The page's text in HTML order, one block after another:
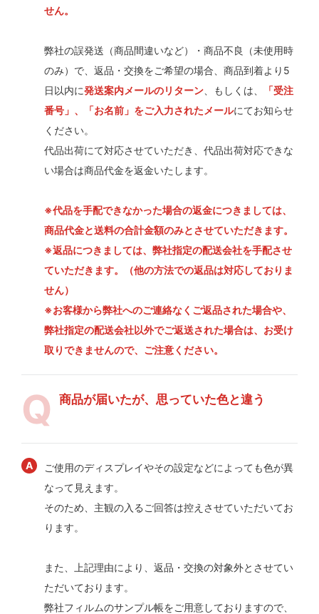
せん。
弊社の誤発送（商品間違いなど）・商品不良（未使用時
のみ）で、返品・交換をご希望の場合、商品到着より5
日以内に発送案内メールのリターン 、もしくは、
「受注
番号」、「お名前」をご入力されたメールにてお知らせ
ください。
代品出荷にて対応させていただき、代品出荷対応できな
い場合は商品代金を返金いたします。
※代品を手配できなかった場合の返金につきましては、
商品代金と送料の合計金額のみとさせていただきます。
※返品につきましては、弊社指定の配送会社を手配させ
ていただきます。（他の方法での返品は対応しておりま
せん）
※お客様から弊社へのご連絡なくご返品された場合や、
弊社指定の配送会社以外でご返送された場合は、お受け
取りできませんので、ご注意ください。
商品が届いたが、思っていた色と違う
ご使用のディスプレイやその設定などによっても色が異
なって見えます。
そのため、主観の入るご回答は控えさせていただいてお
ります。
また、上記理由により、返品・交換の対象外とさせてい
ただいております。
弊社フィルムのサンプル帳をご用意しておりますので、